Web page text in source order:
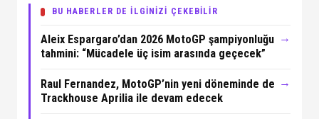
BU HABERLER DE İLGİNİZİ ÇEKEBİLİR
Aleix Espargaro’dan 2026 MotoGP şampiyonluğu
tahmini: “Mücadele üç isim arasında geçecek”
→
Raul Fernandez, MotoGP’nin yeni döneminde de
Trackhouse Aprilia ile devam edecek
→